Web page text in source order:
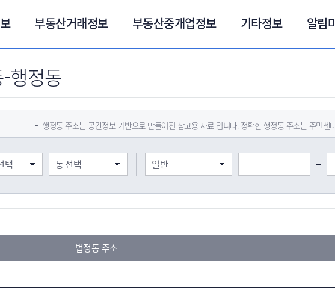
부동산거래정보 부동산중개업정보 기타정보 알림
행정동
행정동 주소는 공간정보 기반으로 만들어진 참고용 자료 입니다. 정확한 행정동 주소는 주민센
법정동 주소